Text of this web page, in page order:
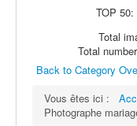
TOP 50:
Total
Total
Back to Category
Vous êtes ici :
Photographe